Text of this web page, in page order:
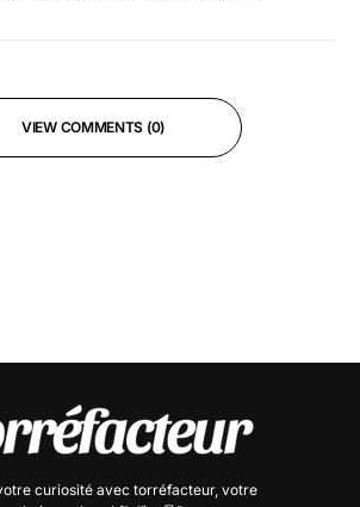
VIEW COMMENTS (0)
curiosité avec torréfacteur, votre